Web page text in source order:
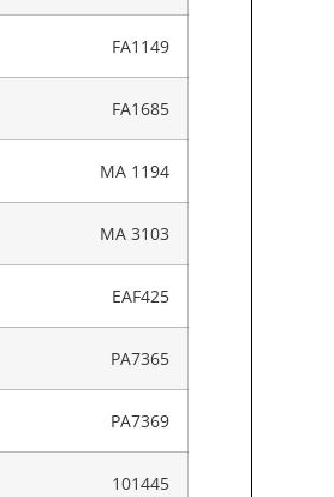
FA1149
FA1685
MA 1194
MA 3103
EAF425
PA7365
PA7369
101445